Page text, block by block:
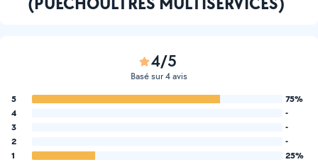
4/5
Basé sur 4 avis
5
75%
4
-
3
-
2
-
1
25%